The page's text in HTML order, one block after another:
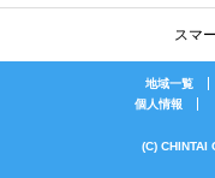
スマ
地域一覧
個人情報
(C)